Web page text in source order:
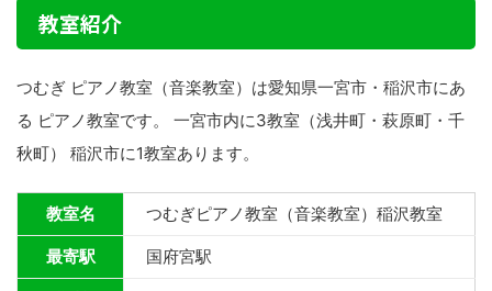
教室紹介
つむぎ ピアノ教室（音楽教室）は愛知県一宮市・稲沢市にあ
る ピアノ教室です。 一宮市内に3教室（浅井町・萩原町・千
秋町） 稲沢市に1教室あります。
教室名 つむぎピアノ教室（音楽教室）稲沢教室
最寄駅 国府宮駅